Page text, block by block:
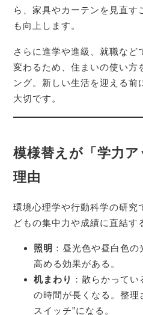
ら、家具やカーテンを見直す
も向上します。
さらに進学や進級、就職など
変わるため、住まいの使い方
ング。新しい生活を迎える前
大切です。
模様替えが「学力
理由
環境心理学や行動科学の研究
どもの集中力や成績に直結す
照明 ：昼光色や昼白色
高める効果がある。
机まわり ：散らかって
の時間が長くなる。整理
スイッチ”になる。